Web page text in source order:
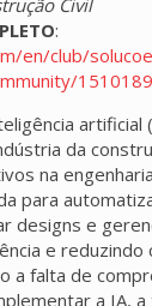
:
en/club/
artificial
da
na
para
designs e
e reduzindo
a falta de
a IA, a